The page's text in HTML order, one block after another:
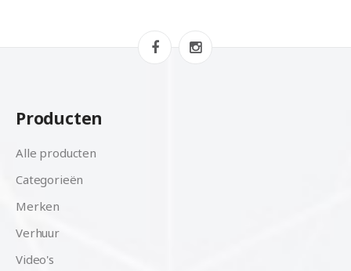
Producten
Alle producten
Categorieën
Merken
Verhuur
Video's